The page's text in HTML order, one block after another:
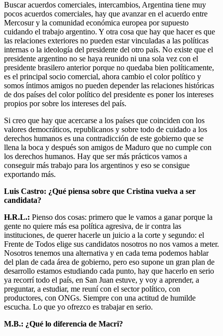
Buscar acuerdos comerciales, intercambios, Argentina tiene muy
pocos acuerdos comerciales, hay que avanzar en el acuerdo entre
Mercosur y la comunidad económica europea por supuesto
cuidando el trabajo argentino. Y otra cosa que hay que hacer es que
las relaciones exteriores no pueden estar vinculadas a las políticas
internas o la ideología del presidente del otro país. No existe que el
presidente argentino no se haya reunido ni una sola vez con el
presidente brasilero anterior porque no quedaba bien políticamente,
es el principal socio comercial, ahora cambio el color político y
somos íntimos amigos no pueden depender las relaciones históricas
de dos países del color político del presidente es poner los intereses
propios por sobre los intereses del país.
Si creo que hay que acercarse a los países que coinciden con los
valores democráticos, republicanos y sobre todo de cuidado a los
derechos humanos es una contradicción de este gobierno que se
llena la boca y después son amigos de Maduro que no cumple con
los derechos humanos. Hay que ser más prácticos vamos a
conseguir más trabajo para los argentinos y eso se consigue
exportando más.
Luis Castro: ¿Qué piensa sobre que Cristina vuelva a ser
candidata?
H.R.L.: Pienso dos cosas: primero que le vamos a ganar porque la
gente no quiere más esa política agresiva, de ir contra las
instituciones, de querer hacerle un juicio a la corte y segundo: el
Frente de Todos elige sus candidatos nosotros no nos vamos a meter.
Nosotros tenemos una alternativa y en cada tema podemos hablar
del plan de cada área de gobierno, pero eso supone un gran plan de
desarrollo estamos estudiando cada punto, hay que hacerlo en serio
ya recorrí todo el país, en San Juan estuve, y voy a aprender, a
preguntar, a estudiar, me reuní con el sector político, con
productores, con ONGs. Siempre con una actitud de humilde
escucha. Lo que yo ofrezco es trabajar en serio.
M.B.: ¿Qué lo diferencia de Macri?